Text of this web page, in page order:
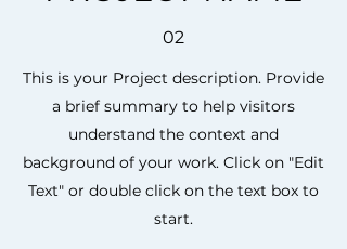
02
This is your Project description. Provide
a brief summary to help visitors
understand the context and
background of your work. Click on "Edit
Text" or double click on the text box to
start.